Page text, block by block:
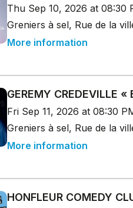
Thu Sep 10, 2026 at 08:30
Greniers à sel, Rue de la
More information
GEREMY CREDEVILLE «
Fri Sep 11, 2026 at 08:30
Greniers à sel, Rue de la
More information
HONFLEUR COMEDY